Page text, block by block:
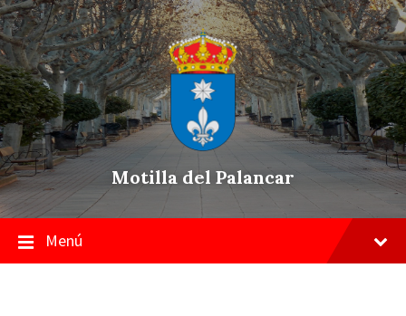
Skip
to
content
Saltar
a
la
navegación
principal
Saltar
a
pie
de
página
Motilla del Palancar
Menú